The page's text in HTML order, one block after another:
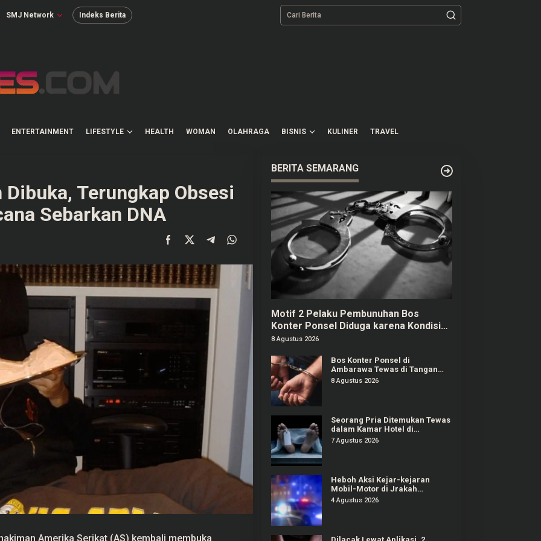
SMJ Network Indeks Berita
ENTERTAINMENT LIFESTYLE HEALTH WOMAN OLAHRAGA BISNIS KULINER TRAVEL
Terungkap Obsesi
Sebarkan DNA
Amerika Serikat (AS) kembali membuka
BERITA SEMARANG
Motif 2 Pelaku Pembunuhan Bos
Konter Ponsel Diduga karena Kondisi
Ekonomi
8 Agustus 2026
Bos Konter Ponsel di
Ambarawa Tewas di Tangan
Teman Lama, 2 Terduga Pelaku
8 Agustus 2026
Seorang Pria Ditemukan Tewas
dalam Kamar Hotel di
Semarang, Ada Temuan Obat
7 Agustus 2026
Heboh Aksi Kejar-kejaran
Mobil-Motor di Jrakah
Ngaliyan, Diduga Terlibat
4 Agustus 2026